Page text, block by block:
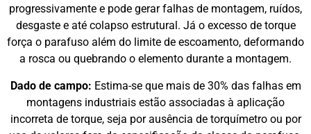
progressivamente e pode gerar falhas de montagem, ruídos,
desgaste e até colapso estrutural. Já o excesso de torque
força o parafuso além do limite de escoamento, deformando
a rosca ou quebrando o elemento durante a montagem.
Dado de campo: Estima-se que mais de 30% das falhas em
montagens industriais estão associadas à aplicação
incorreta de torque, seja por ausência de torquímetro ou por